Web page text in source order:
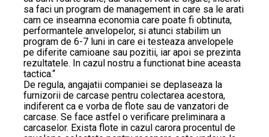
sa faci un program de management in care sa le arati
cam ce inseamna economia care poate fi obtinuta,
performantele anvelopelor, si atunci stabilim un
program de 6-7 luni in care ei testeaza anvelopele
pe diferite camioane sau pozitii, iar apoi se prezinta
rezultatele. In cazul nostru a functionat bine aceasta
tactica.“
De regula, angajatii companiei se deplaseaza la
furnizorii de carcase pentru colectarea acestora,
indiferent ca e vorba de flote sau de vanzatori de
carcase. Se face astfel o verificare preliminara a
carcaselor. Exista flote in cazul carora procentul de